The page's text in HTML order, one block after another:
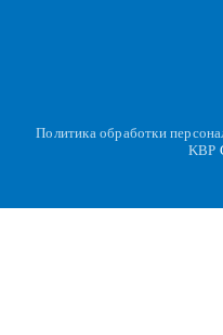
Политика обработки
KBP